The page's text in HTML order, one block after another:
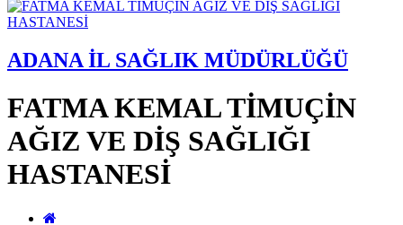
ADANA İL SAĞLIK MÜDÜRLÜĞÜ
FATMA KEMAL TİMUÇİN
AĞIZ VE DİŞ SAĞLIĞI
HASTANESİ